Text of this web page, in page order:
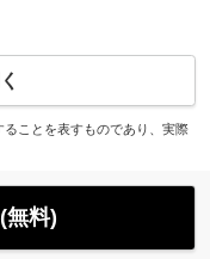
ことを表すものであり、実際
無料)